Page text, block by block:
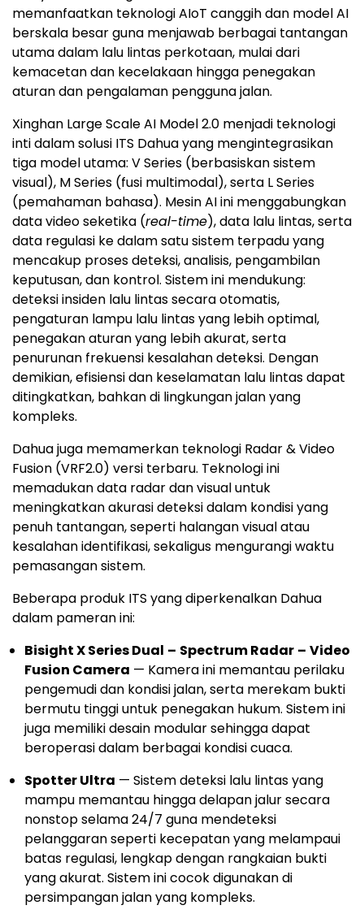
memanfaatkan teknologi AIoT canggih dan model AI
berskala besar guna menjawab berbagai tantangan
utama dalam lalu lintas perkotaan, mulai dari
kemacetan dan kecelakaan hingga penegakan
aturan dan pengalaman pengguna jalan.
Xinghan Large Scale AI Model 2.0 menjadi teknologi
inti dalam solusi ITS Dahua yang mengintegrasikan
tiga model utama: V Series (berbasiskan sistem
visual), M Series (fusi multimodal), serta L Series
(pemahaman bahasa). Mesin AI ini menggabungkan
data video seketika (real-time), data lalu lintas, serta
data regulasi ke dalam satu sistem terpadu yang
mencakup proses deteksi, analisis, pengambilan
keputusan, dan kontrol. Sistem ini mendukung:
deteksi insiden lalu lintas secara otomatis,
pengaturan lampu lalu lintas yang lebih optimal,
penegakan aturan yang lebih akurat, serta
penurunan frekuensi kesalahan deteksi. Dengan
demikian, efisiensi dan keselamatan lalu lintas dapat
ditingkatkan, bahkan di lingkungan jalan yang
kompleks.
Dahua juga memamerkan teknologi Radar & Video
Fusion (VRF2.0) versi terbaru. Teknologi ini
memadukan data radar dan visual untuk
meningkatkan akurasi deteksi dalam kondisi yang
penuh tantangan, seperti halangan visual atau
kesalahan identifikasi, sekaligus mengurangi waktu
pemasangan sistem.
Beberapa produk ITS yang diperkenalkan Dahua
dalam pameran ini:
Bisight X Series Dual – Spectrum Radar – Video
Fusion Camera — Kamera ini memantau perilaku
pengemudi dan kondisi jalan, serta merekam bukti
bermutu tinggi untuk penegakan hukum. Sistem ini
juga memiliki desain modular sehingga dapat
beroperasi dalam berbagai kondisi cuaca.
Spotter Ultra — Sistem deteksi lalu lintas yang
mampu memantau hingga delapan jalur secara
nonstop selama 24/7 guna mendeteksi
pelanggaran seperti kecepatan yang melampaui
batas regulasi, lengkap dengan rangkaian bukti
yang akurat. Sistem ini cocok digunakan di
persimpangan jalan yang kompleks.